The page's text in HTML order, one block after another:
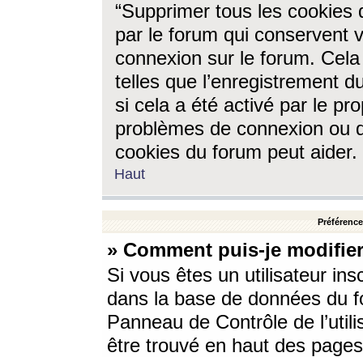
“Supprimer tous les cookies
par le forum qui conservent
connexion sur le forum.
telles que l’enregistrement
si cela a été activé par le
problèmes de connexion ou
cookies du forum peut aider.
Haut
» Comment puis-je
Si vous êtes un utilisateur
dans la base de données du
Panneau de Contrôle de
être trouvé en haut des